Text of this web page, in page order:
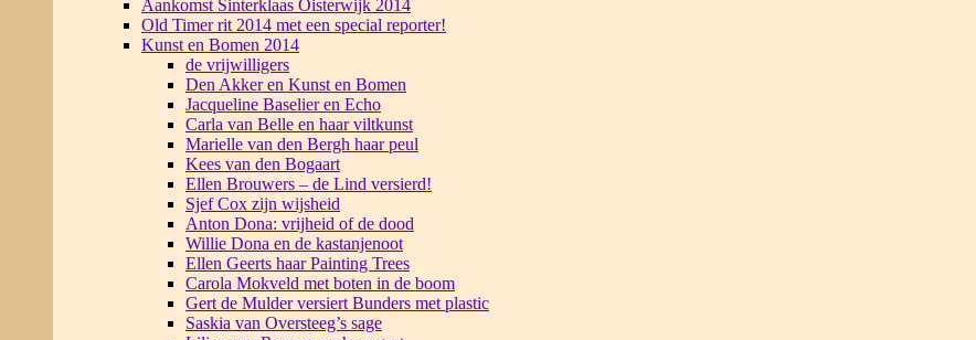
Aankomst Sinterklaas Oisterwijk 2014
Old Timer rit 2014 met een special reporter!
Kunst en Bomen 2014
de vrijwilligers
Den Akker en Kunst en Bomen
Jacqueline Baselier en Echo
Carla van Belle en haar viltkunst
Marielle van den Bergh haar peul
Kees van den Bogaart
Ellen Brouwers – de Lind versierd!
Sjef Cox zijn wijsheid
Anton Dona: vrijheid of de dood
Willie Dona en de kastanjenoot
Ellen Geerts haar Painting Trees
Carola Mokveld met boten in de boom
Gert de Mulder versiert Bunders met plastic
Saskia van Oversteeg’s sage